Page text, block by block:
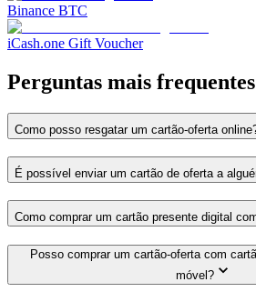
Binance BTC
iCash.one Gift Voucher
Perguntas mais frequentes
Como posso resgatar um cartão-oferta
É possível enviar um cartão de oferta a
Como comprar um cartão presente digital
Posso comprar um cartão-oferta com
móvel?